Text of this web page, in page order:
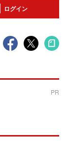
ログイン
PR